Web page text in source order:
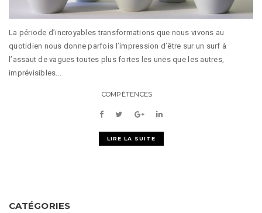
La période d’incroyables transformations que nous vivons au
quotidien nous donne parfois l’impression d’être sur un surf à
l’assaut de vagues toutes plus fortes les unes que les autres,
imprévisibles...
COMPÉTENCES
LIRE LA SUITE
CATÉGORIES